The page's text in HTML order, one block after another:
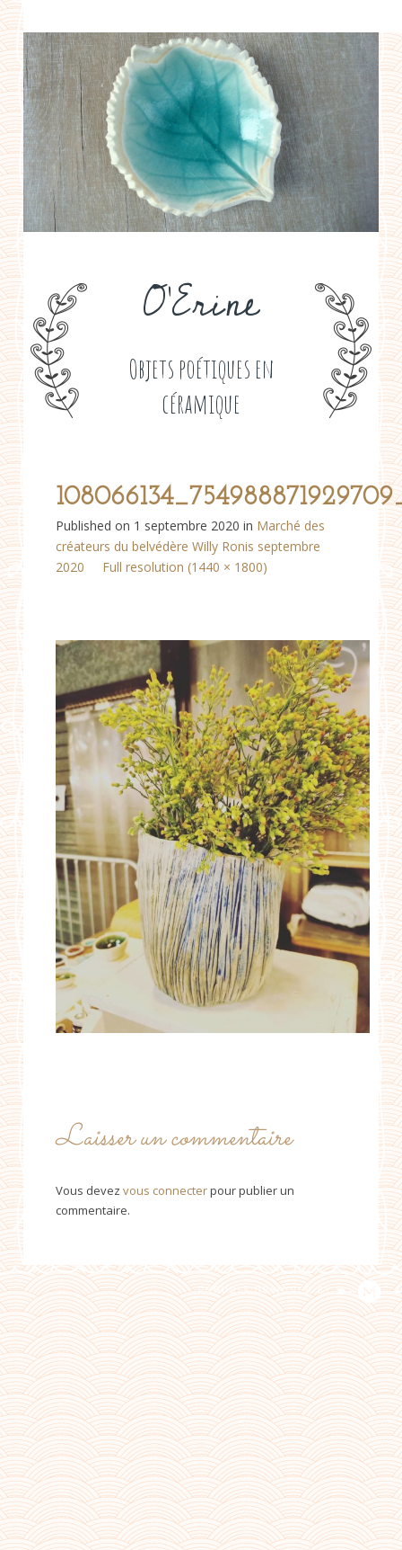
O'Erine
Objets poétiques en
céramique
a propos
boutiques de créateurs
contact
politique de confidentialité
Published on 1 septembre 2020 in Marché des
créateurs du belvédère Willy Ronis septembre
2020
Full resolution (1440 × 1800)
Laisser un commentaire
Vous devez vous connecterpour publier un
commentaire.
PROUDLY DESIGNED BY